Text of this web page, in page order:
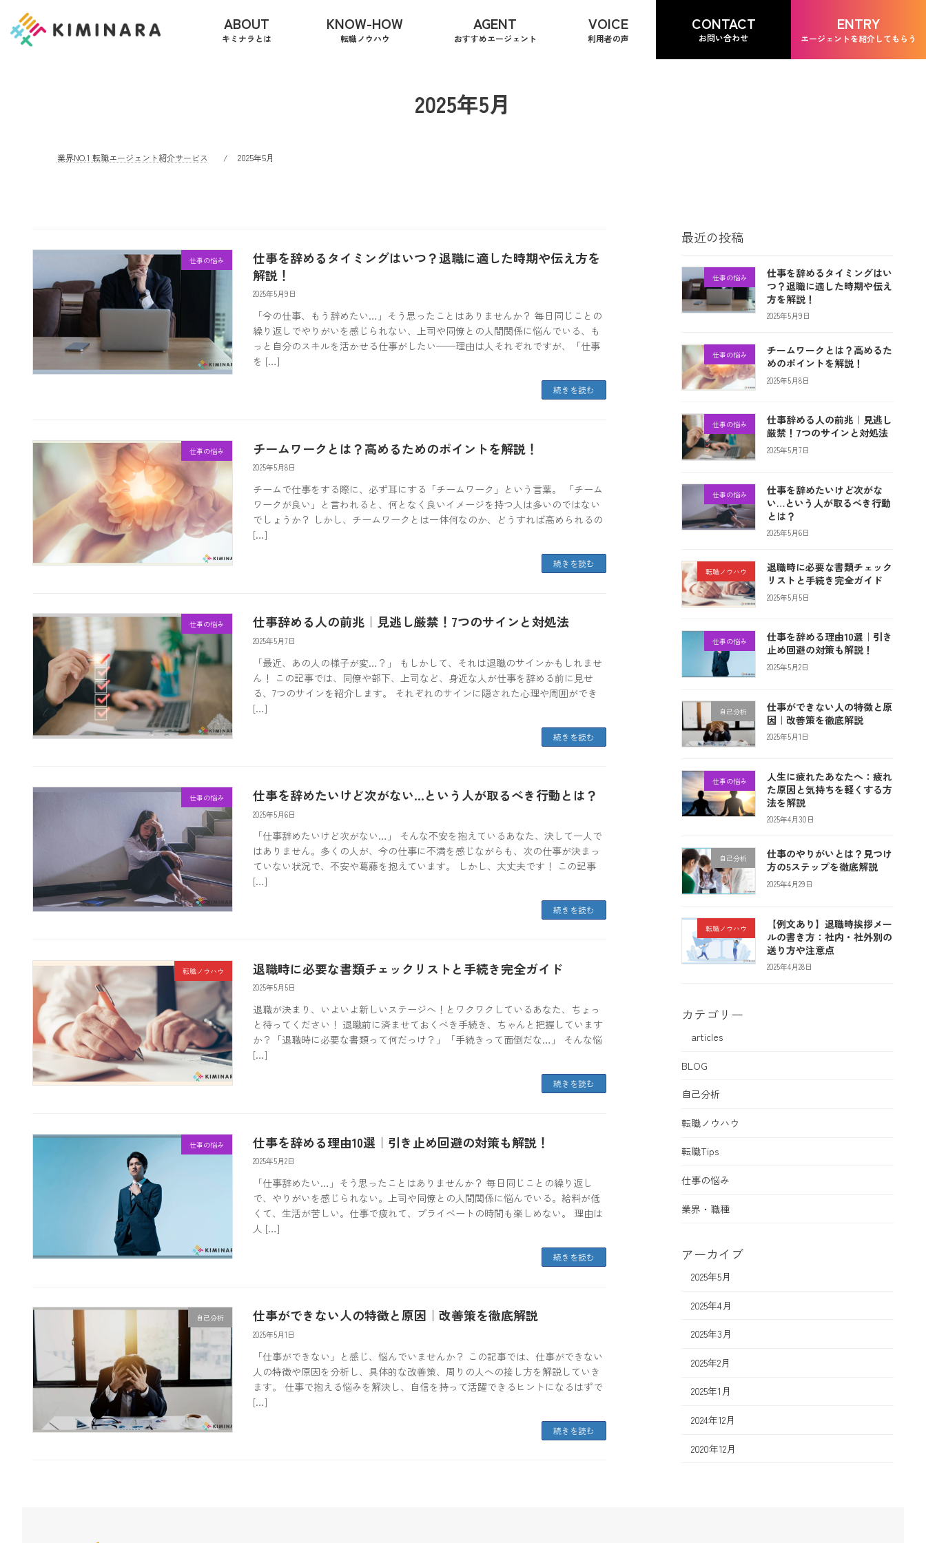
ABOUT
キミナラとは
KNOW-HOW
転職ノウハウ
AGENT
おすすめエージェント
VOICE
利用者の声
CONTACT
お問い合わせ
ENTRY
エージェントを紹介してもらう
2025年5月
業界NO.1 転職エージェント紹介サービス 2025年5月
仕事の悩み
仕事を辞めるタイミングはいつ？退職に適した時期や伝え方を
解説！
2025年5月9日
「今の仕事、もう辞めたい…」そう思ったことはありませんか？ 毎日同じことの
繰り返しでやりがいを感じられない、上司や同僚との人間関係に悩んでいる、も
っと自分のスキルを活かせる仕事がしたい——理由は人それぞれですが、「仕事
を […]
続きを読む
仕事の悩み チームワークとは？高めるためのポイントを解説！
2025年5月8日
チームで仕事をする際に、必ず耳にする「チームワーク」という言葉。 「チーム
ワークが良い」と言われると、何となく良いイメージを持つ人は多いのではない
でしょうか？ しかし、チームワークとは一体何なのか、どうすれば高められるの
[…]
続きを読む
仕事の悩み 仕事辞める人の前兆｜見逃し厳禁！7つのサインと対処法
2025年5月7日
「最近、あの人の様子が変…？」 もしかして、それは退職のサインかもしれませ
ん！ この記事では、同僚や部下、上司など、身近な人が仕事を辞める前に見せ
る、7つのサインを紹介します。 それぞれのサインに隠された心理や周囲ができ
[…]
続きを読む
仕事の悩み 仕事を辞めたいけど次がない…という人が取るべき行動とは？
2025年5月6日
「仕事辞めたいけど次がない…」 そんな不安を抱えているあなた、決して一人で
はありません。多くの人が、今の仕事に不満を感じながらも、次の仕事が決まっ
ていない状況で、不安や葛藤を抱えています。 しかし、大丈夫です！ この記事
[…]
続きを読む
転職ノウハウ 退職時に必要な書類チェックリストと手続き完全ガイド
2025年5月5日
退職が決まり、いよいよ新しいステージへ！とワクワクしているあなた、ちょっ
と待ってください！ 退職前に済ませておくべき手続き、ちゃんと把握しています
か？「退職時に必要な書類って何だっけ？」「手続きって面倒だな…」 そんな悩
[…]
続きを読む
仕事の悩み 仕事を辞める理由10選｜引き止め回避の対策も解説！
2025年5月2日
「仕事辞めたい…」そう思ったことはありませんか？ 毎日同じことの繰り返し
で、やりがいを感じられない。上司や同僚との人間関係に悩んでいる。給料が低
くて、生活が苦しい。仕事で疲れて、プライベートの時間も楽しめない。 理由は
人 […]
続きを読む
自己分析 仕事ができない人の特徴と原因｜改善策を徹底解説
2025年5月1日
「仕事ができない」と感じ、悩んでいませんか？ この記事では、仕事ができない
人の特徴や原因を分析し、具体的な改善策、周りの人への接し方を解説していき
ます。 仕事で抱える悩みを解決し、自信を持って活躍できるヒントになるはずで
[…]
続きを読む
最近の投稿
仕事の悩み
仕事を辞めるタイミングはい
つ？退職に適した時期や伝え
方を解説！
2025年5月9日
仕事の悩み
チームワークとは？高めるた
めのポイントを解説！
2025年5月8日
仕事の悩み
仕事辞める人の前兆｜見逃し
厳禁！7つのサインと対処法
2025年5月7日
仕事の悩み
仕事を辞めたいけど次がな
い…という人が取るべき行動
とは？
2025年5月6日
転職ノウハウ
退職時に必要な書類チェック
リストと手続き完全ガイド
2025年5月5日
仕事の悩み
仕事を辞める理由10選｜引き
止め回避の対策も解説！
2025年5月2日
自己分析
仕事ができない人の特徴と原
因｜改善策を徹底解説
2025年5月1日
仕事の悩み
人生に疲れたあなたへ：疲れ
た原因と気持ちを軽くする方
法を解説
2025年4月30日
自己分析
仕事のやりがいとは？見つけ
方の5ステップを徹底解説
2025年4月29日
転職ノウハウ
【例文あり】退職時挨拶メー
ルの書き方：社内・社外別の
送り方や注意点
2025年4月28日
カテゴリー
articles
BLOG
自己分析
転職ノウハウ
転職Tips
仕事の悩み
業界・職種
アーカイブ
2025年5月
2025年4月
2025年3月
2025年2月
2025年1月
2024年12月
2020年12月